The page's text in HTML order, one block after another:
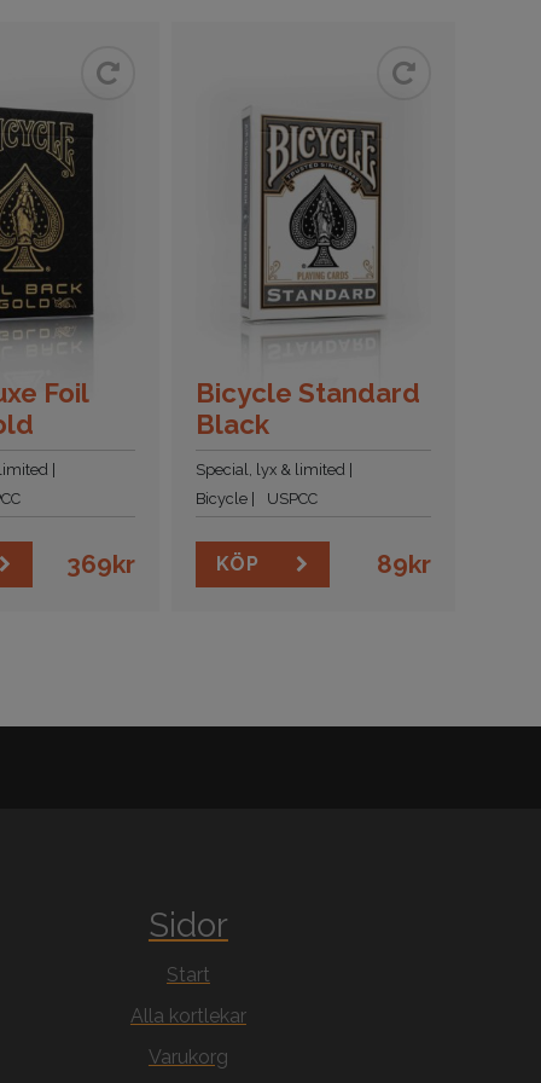
Foil
369kr
Bicycle Standard
Black
Special, lyx & limited
Bicycle
USPCC
KÖP 89kr
Sidor
Start
Alla kortlekar
Varukorg